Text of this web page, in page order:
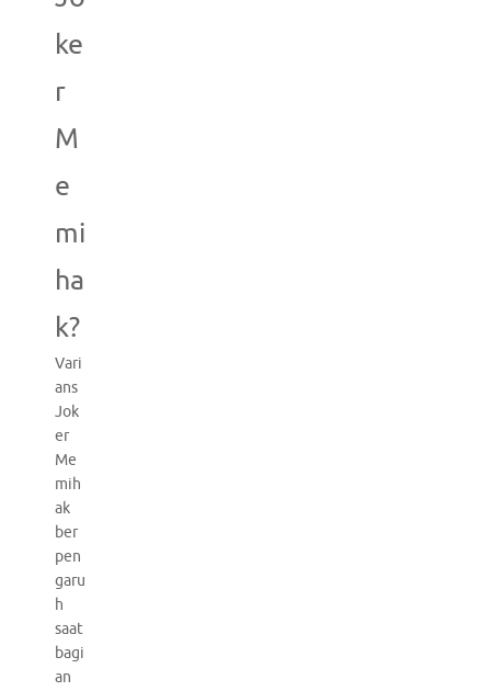
ke
r
M
e
mi
ha
k?
Vari
ans
Jok
er
Me
mih
ak
ber
pen
garu
h
saat
bagi
an